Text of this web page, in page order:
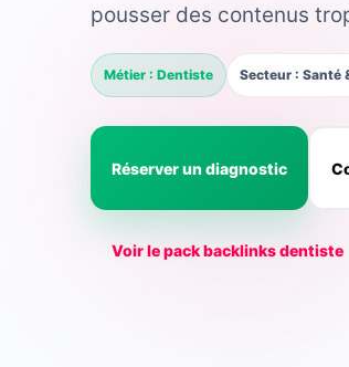
pousser des contenus
Métier : Dentiste Secteur : Santé
Réserver un diagnostic
Voir le pack backlinks dentiste